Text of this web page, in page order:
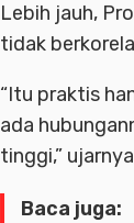
Lebih jauh,
tidak
“Itu praktis
ada
tinggi,”
Baca juga: